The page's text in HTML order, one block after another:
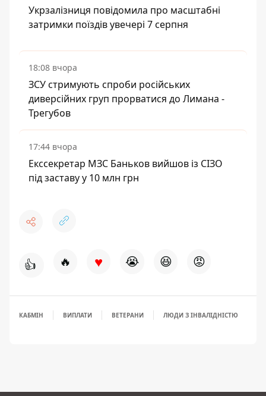
Укрзалізниця повідомила про масштабні
затримки поїздів увечері 7 серпня
18:08 вчора
ЗСУ стримують спроби російських
диверсійних груп прорватися до Лимана -
Трегубов
17:44 вчора
Екссекретар МЗС Баньков вийшов із СІЗО
під заставу у 10 млн грн
👍 🔥 ♥ 😭 😆 😡
КАБМІН ВИПЛАТИ ВЕТЕРАНИ ЛЮДИ З ІНВАЛІДНІСТЮ